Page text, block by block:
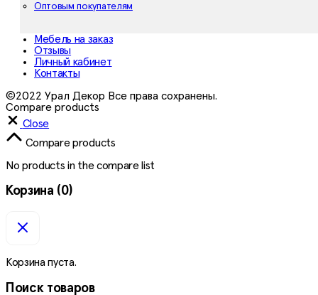
Оптовым покупателям
Мебель на заказ
Отзывы
Личный кабинет
Контакты
©2022 Урал Декор Все права сохранены.
Compare products
Close
Compare products
No products in the compare list
Корзина (0)
Корзина пуста.
Поиск товаров